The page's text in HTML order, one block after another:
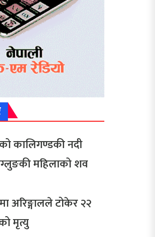
कालिगण्डकी नदी
महिलाको शव
अरिङ्गालले टोकेर २२
मृत्यु